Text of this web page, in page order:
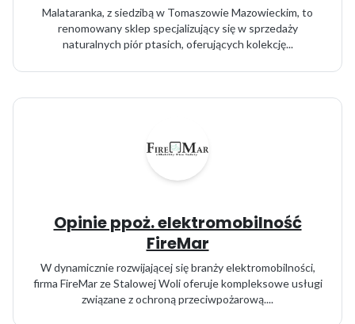
Malataranka, z siedzibą w Tomaszowie Mazowieckim, to
renomowany sklep specjalizujący się w sprzedaży
naturalnych piór ptasich, oferujących kolekcję...
Opinie ppoż. elektromobilność
FireMar
W dynamicznie rozwijającej się branży elektromobilności,
firma FireMar ze Stalowej Woli oferuje kompleksowe usługi
związane z ochroną przeciwpożarową....